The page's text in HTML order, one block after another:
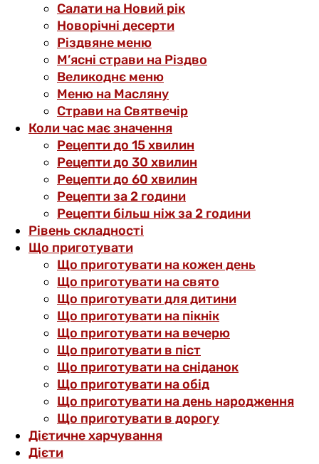
Салати на Новий рік
Новорічні десерти
Різдвяне меню
М’ясні страви на Різдво
Великоднє меню
Меню на Масляну
Страви на Святвечір
Коли час має значення
Рецепти до 15 хвилин
Рецепти до 30 хвилин
Рецепти до 60 хвилин
Рецепти за 2 години
Рецепти більш ніж за 2 години
Рівень складності
Що приготувати
Що приготувати на кожен день
Що приготувати на свято
Що приготувати для дитини
Що приготувати на пікнік
Що приготувати на вечерю
Що приготувати в піст
Що приготувати на сніданок
Що приготувати на обід
Що приготувати на день народження
Що приготувати в дорогу
Дієтичне харчування
Дієти